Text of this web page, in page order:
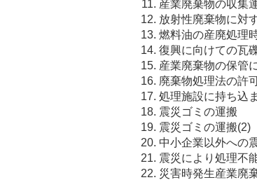
産業廃棄物の収集
放射性廃棄物に対
燃料油の産廃処理
復興に向けての瓦
産業廃棄物の保管
廃棄物処理法の許
処理施設に持ち込
震災ゴミの運搬
震災ゴミの運搬(2)
中小企業以外への
震災により処理不
災害時発生産業廃